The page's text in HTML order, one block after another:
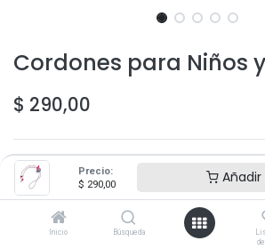
Precio:
$ 290,00
Inicio Búsqueda
Cordones para Niños
$ 290,00
Agregar al